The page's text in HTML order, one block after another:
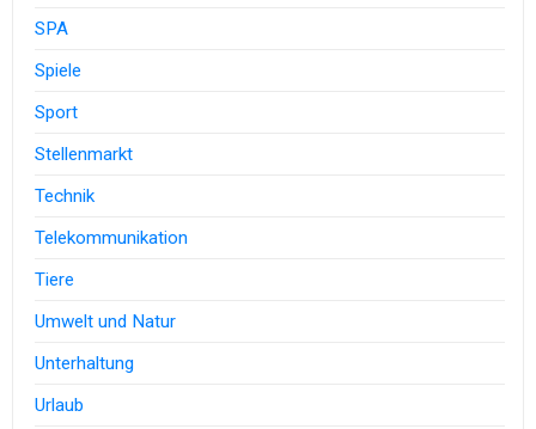
SPA
Spiele
Sport
Stellenmarkt
Technik
Telekommunikation
Tiere
Umwelt und Natur
Unterhaltung
Urlaub